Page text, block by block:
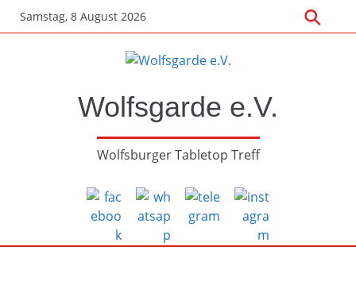
Zum
Hauptinhalt
Samstag, 8 August 2026
Wolfsgarde e.V.
Wolfsburger Tabletop Treff